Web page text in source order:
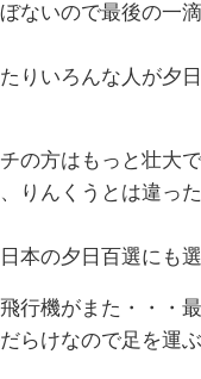
ないので最後の一
りいろんな人が夕
の方はもっと壮大
りんくうとは違っ
本の夕日百選にも
行機がまた・・・
らけなので足を運